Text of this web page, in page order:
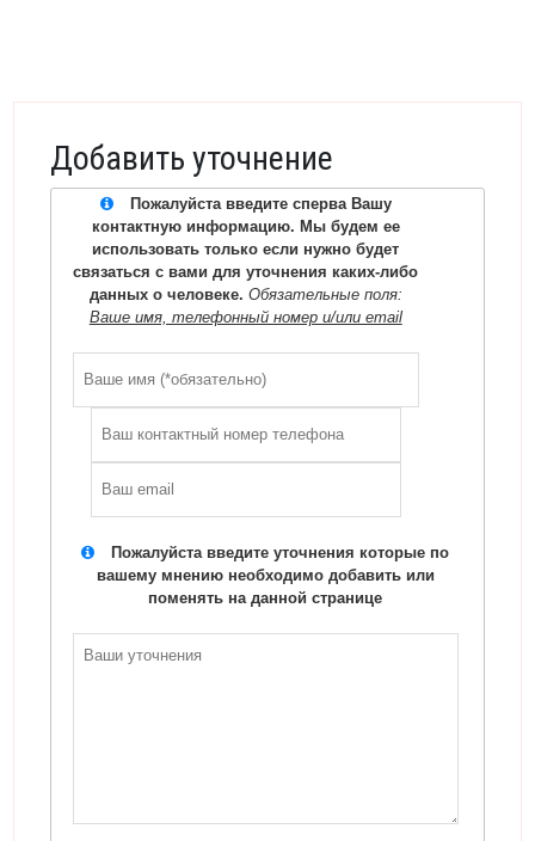
Добавить уточнение
Пожалуйста введите сперва Вашу
контактную информацию. Мы будем ее
использовать только если нужно будет
связаться с вами для уточнения каких-либо
данных о человеке. Обязательные поля:
Ваше имя, телефонный номер и/или email
Пожалуйста введите уточнения которые по
вашему мнению необходимо добавить или
поменять на данной странице